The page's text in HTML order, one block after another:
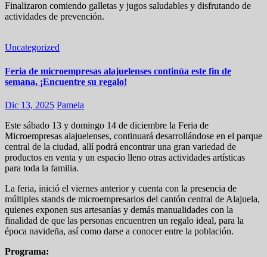
Finalizaron comiendo galletas y jugos saludables y disfrutando de
actividades de prevención.
Uncategorized
Feria de microempresas alajuelenses continúa este fin de
semana, ¡Encuentre su regalo!
Dic 13, 2025 Pamela
Este sábado 13 y domingo 14 de diciembre la Feria de
Microempresas alajuelenses, continuará desarrollándose en el parque
central de la ciudad, allí podrá encontrar una gran variedad de
productos en venta y un espacio lleno otras actividades artísticas
para toda la familia.
La feria, inició el viernes anterior y cuenta con la presencia de
múltiples stands de microempresarios del cantón central de Alajuela,
quienes exponen sus artesanías y demás manualidades con la
finalidad de que las personas encuentren un regalo ideal, para la
época navideña, así como darse a conocer entre la población.
Programa: